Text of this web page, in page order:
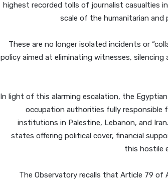
highest recorded tolls of journalist casualties
scale of the humanitarian
These are no longer isolated incidents or
policy aimed at eliminating witnesses,
In light of this alarming escalation, the
occupation authorities fully responsible
institutions in Palestine, Lebanon, and
states offering political cover, financial
this hostile
The Observatory recalls that Article 79 of